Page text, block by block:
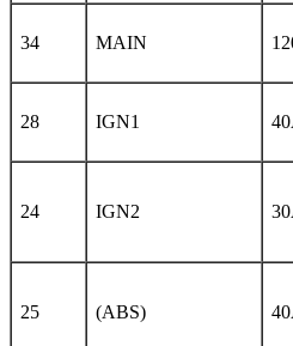
34 MAIN
28 IGN1
24 IGN2
25 (ABS)